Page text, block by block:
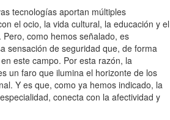
tecnologías aportan múltiples
el ocio, la vida cultural, la educación y el
como hemos señalado, es
sensación de seguridad que, de forma
este campo. Por esta razón, la
un faro que ilumina el horizonte de los
Y es que, como ya hemos indicado, la
conecta con la afectividad y